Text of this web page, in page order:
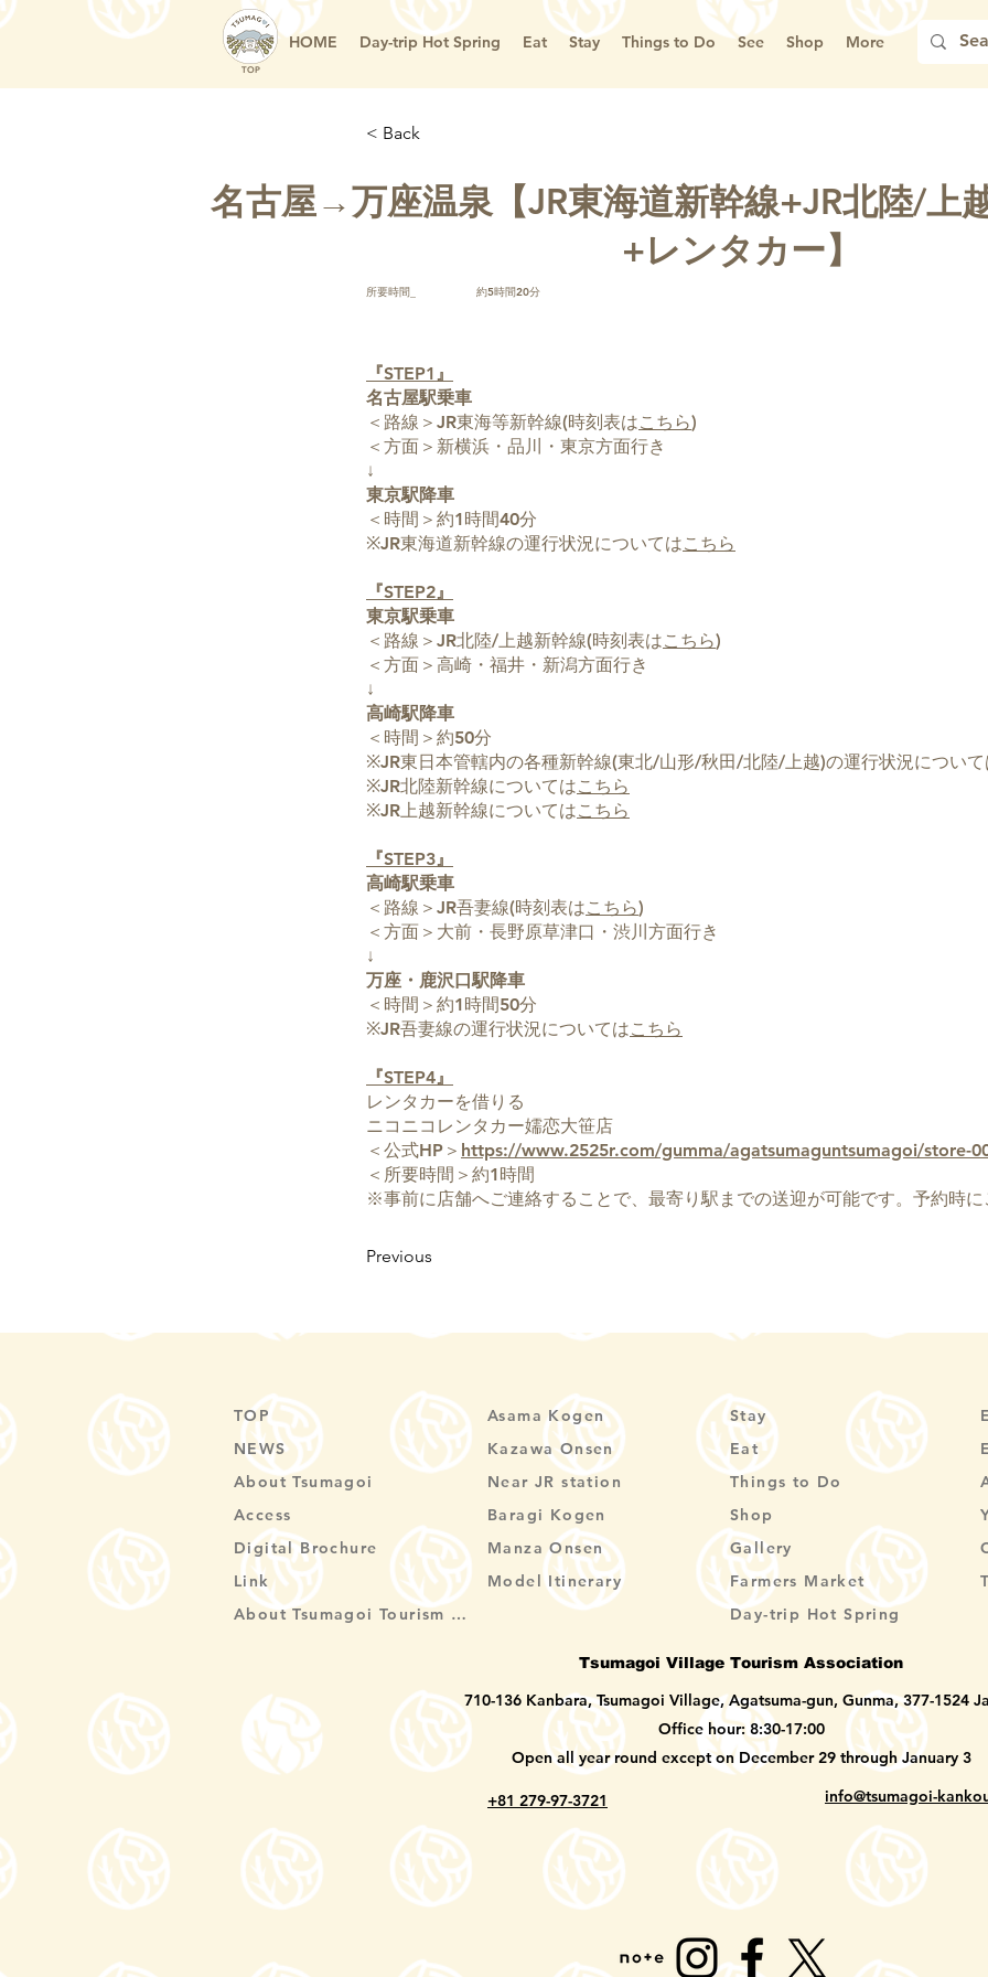
HOME Day-trip Hot Spring Eat Stay Things to Do See Shop More
TOP
< Back
名古屋→万座温泉【JR東海道新幹線+JR北陸/上
+レンタカー】
所要時間_ 約5時間20分
『STEP1』
名古屋駅乗車
＜路線＞JR東海等新幹線(時刻表はこちら)
＜方面＞新横浜・品川・東京方面行き
↓
東京駅降車
＜時間＞約1時間40分
※JR東海道新幹線の運行状況についてはこちら
『STEP2』
東京駅乗車
＜路線＞JR北陸/上越新幹線(時刻表はこちら)
＜方面＞高崎・福井・新潟方面行き
↓
高崎駅降車
＜時間＞約50分
※JR東日本管轄内の各種新幹線(東北/山形/秋田/北陸/上越)の運行状況について
※JR北陸新幹線についてはこちら
※JR上越新幹線についてはこちら
『STEP3』
高崎駅乗車
＜路線＞JR吾妻線(時刻表はこちら)
＜方面＞大前・長野原草津口・渋川方面行き
↓
万座・鹿沢口駅降車
＜時間＞約1時間50分
※JR吾妻線の運行状況についてはこちら
『STEP4』
レンタカーを借りる
ニコニコレンタカー嬬恋大笹店
＜公式HP＞ https://www.2525r.com/gumma/agatsumaguntsumagoi/store-
＜所要時間＞約1時間
※事前に店舗へご連絡することで、最寄り駅までの送迎が可能です。予約時に
Previous
TOP
NEWS
About Tsumagoi
Access
Digital Brochure
Link
About Tsumagoi Tourism Association
Asama Kogen
Stay
Kazawa Onsen
Eat
Near JR station
Things to Do
Baragi Kogen
Shop
Manza Onsen
Gallery
Model Itinerary
Farmers Market
Day-trip Hot Spring
Tsumagoi Village Tourism Association
710-136 Kanbara, Tsumagoi Village, Agatsuma-gun, Gunma, 377-1524
Office hour: 8:30-17:00
Open all year round except on December 29 through January 3
+81 279-97-3721 info@tsumagoi-